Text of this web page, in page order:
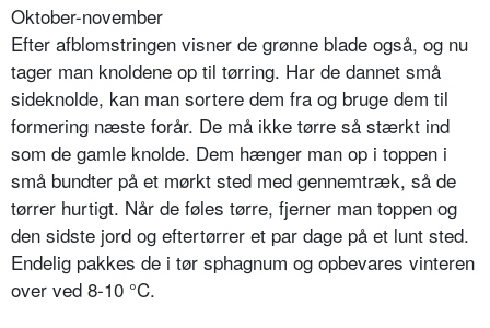
Oktober-november
Efter afblomstringen visner de grønne blade også, og nu
tager man knoldene op til tørring. Har de dannet små
sideknolde, kan man sortere dem fra og bruge dem til
formering næste forår. De må ikke tørre så stærkt ind
som de gamle knolde. Dem hænger man op i toppen i
små bundter på et mørkt sted med gennemtræk, så de
tørrer hurtigt. Når de føles tørre, fjerner man toppen og
den sidste jord og eftertørrer et par dage på et lunt sted.
Endelig pakkes de i tør sphagnum og opbevares vinteren
over ved 8-10 °C.